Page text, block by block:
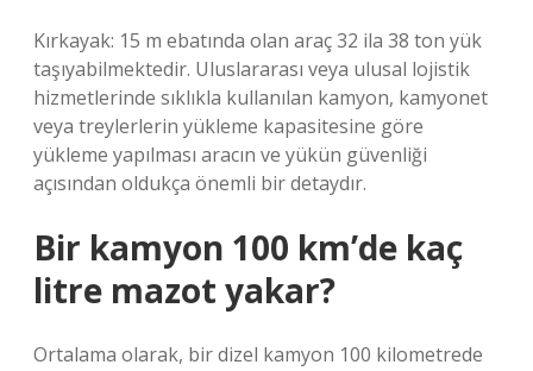
Kırkayak: 15 m ebatında olan araç 32 ila 38 ton yük
taşıyabilmektedir. Uluslararası veya ulusal lojistik
hizmetlerinde sıklıkla kullanılan kamyon, kamyonet
veya treylerlerin yükleme kapasitesine göre
yükleme yapılması aracın ve yükün güvenliği
açısından oldukça önemli bir detaydır.
Bir kamyon 100 km’de kaç
litre mazot yakar?
Ortalama olarak, bir dizel kamyon 100 kilometrede